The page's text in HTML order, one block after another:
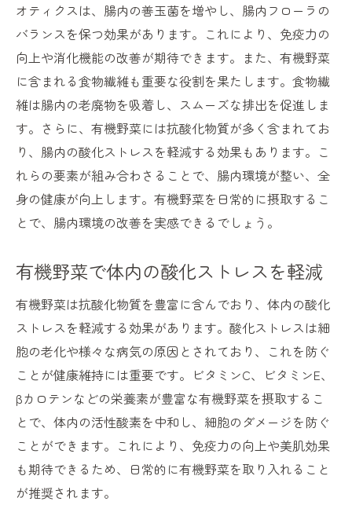
オティクスは、腸内の善玉菌を増やし、腸内フローラの
バランスを保つ効果があります。これにより、免疫力の
向上や消化機能の改善が期待できます。また、有機野菜
に含まれる食物繊維も重要な役割を果たします。食物繊
維は腸内の老廃物を吸着し、スムーズな排出を促進しま
す。さらに、有機野菜には抗酸化物質が多く含まれてお
り、腸内の酸化ストレスを軽減する効果もあります。こ
れらの要素が組み合わさることで、腸内環境が整い、全
身の健康が向上します。有機野菜を日常的に摂取するこ
とで、腸内環境の改善を実感できるでしょう。
有機野菜で体内の酸化ストレスを軽減
有機野菜は抗酸化物質を豊富に含んでおり、体内の酸化
ストレスを軽減する効果があります。酸化ストレスは細
胞の老化や様々な病気の原因とされており、これを防ぐ
ことが健康維持には重要です。ビタミンC、ビタミンE、
βカロテンなどの栄養素が豊富な有機野菜を摂取するこ
とで、体内の活性酸素を中和し、細胞のダメージを防ぐ
ことができます。これにより、免疫力の向上や美肌効果
も期待できるため、日常的に有機野菜を取り入れること
が推奨されます。